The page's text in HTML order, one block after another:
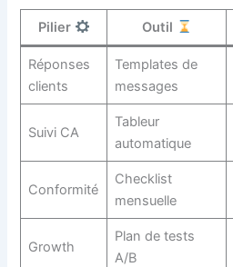
Pilier Outil
Réponses
clients
Templates de
messages
Suivi CA
Tableur
automatique
Conformité
Checklist
mensuelle
Growth
Plan de tests
A/B